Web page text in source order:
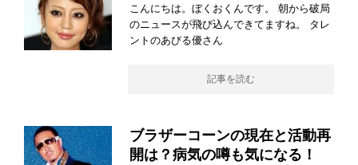
こんにちは。ぼくおくんです。 朝から破局
のニュースが飛び込んできてますね。 タレ
ントのあびる優さん
記事を読む
ブラザーコーンの現在と活動再
開は？病気の噂も気になる！